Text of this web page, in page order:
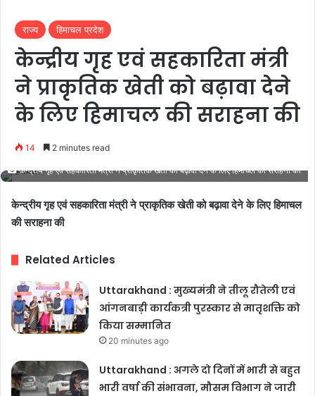
राज्य हिमाचल प्रदेश
केन्द्रीय गृह एवं सहकारिता मंत्री
ने प्राकृतिक खेती को बढ़ावा देने
के लिए हिमाचल की सराहना की
14 2 minutes read
केन्द्रीय गृह एवं सहकारिता मंत्री ने प्राकृतिक खेती को बढ़ावा देने के लिए हिमाचल की सराहना की
केन्द्रीय गृह एवं सहकारिता मंत्री ने प्राकृतिक खेती को बढ़ावा देने के लिए हिमाचल
की सराहना की
Related Articles
Uttarakhand : मुख्यमंत्री ने तीलू रौतेली एवं
आंगनबाड़ी कार्यकत्री पुरस्कार से मातृशक्ति को
किया सम्मानित
20 minutes ago
Uttarakhand : अगले दो दिनों में भारी से बहुत
भारी वर्षा की संभावना, मौसम विभाग ने जारी